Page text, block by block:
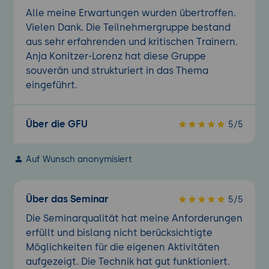
Alle meine Erwartungen wurden übertroffen.
Vielen Dank. Die Teilnehmergruppe bestand
aus sehr erfahrenden und kritischen Trainern.
Anja Konitzer-Lorenz hat diese Gruppe
souverän und strukturiert in das Thema
eingeführt.
Über die GFU 5/5
Auf Wunsch anonymisiert
Über das Seminar 5/5
Die Seminarqualität hat meine Anforderungen
erfüllt und bislang nicht berücksichtigte
Möglichkeiten für die eigenen Aktivitäten
aufgezeigt. Die Technik hat gut funktioniert.